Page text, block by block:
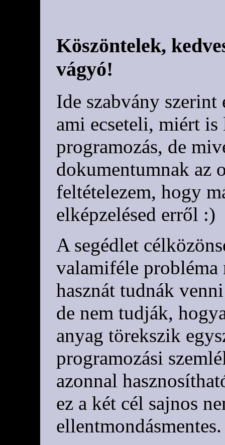
Köszöntelek,
vágyó!
Ide szabvány
ami ecseteli, miért is
programozás, de
dokumentumnak az
feltételezem, hogy
elképzelésed erről :)
A segédlet
valamiféle probléma
hasznát tudnák
de nem tudják,
anyag törekszik
programozási
azonnal
ez a két cél sajnos
ellentmondásmentes.